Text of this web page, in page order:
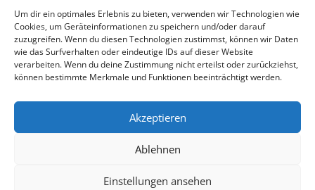
Um dir ein optimales Erlebnis zu bieten, verwenden wir Technologien wie
Cookies, um Geräteinformationen zu speichern und/oder darauf
zuzugreifen. Wenn du diesen Technologien zustimmst, können wir Daten
wie das Surfverhalten oder eindeutige IDs auf dieser Website
verarbeiten. Wenn du deine Zustimmung nicht erteilst oder zurückziehst,
können bestimmte Merkmale und Funktionen beeinträchtigt werden.
Akzeptieren
Ablehnen
Einstellungen ansehen
Recent Posts
Recent Comments
Cookie-Richtlinie (EU)